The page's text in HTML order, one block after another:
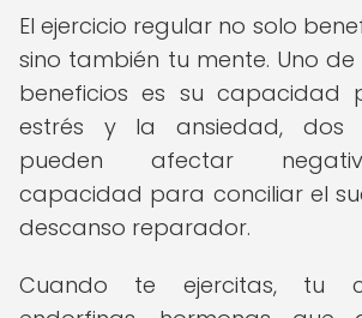
El ejercicio regular no solo
sino también tu mente. Uno
beneficios es su capacidad
estrés y la ansiedad, dos
pueden afectar
capacidad para conciliar el
descanso reparador.
Cuando te ejercitas, tu